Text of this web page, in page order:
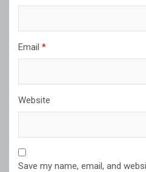
Email *
Website
Save my name, email, and